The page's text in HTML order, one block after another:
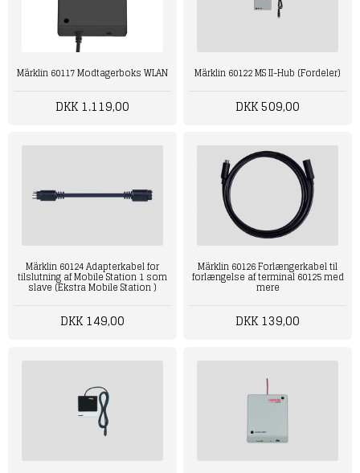
Märklin 60117 Modtagerboks WLAN
DKK 1.119,00
Märklin 60122 MS II-Hub (Fordeler)
DKK 509,00
Märklin 60124 Adapterkabel for
tilslutning af Mobile Station 1 som
slave (Ekstra Mobile Station )
DKK 149,00
Märklin 60126 Forlængerkabel til
forlængelse af terminal 60125 med
mere
DKK 139,00